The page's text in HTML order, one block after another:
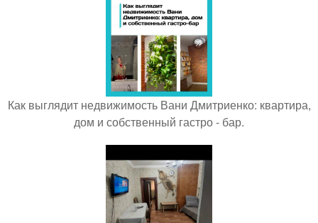
Как выглядит недвижимость Вани Дмитриенко: квартира,
дом и собственный гастро - бар.